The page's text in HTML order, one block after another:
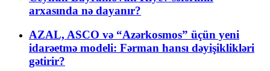
arxasında nə dayanır?
AZAL, ASCO və “Azərkosmos” üçün yeni
idarəetmə modeli: Fərman hansı dəyişiklikləri
gətirir?